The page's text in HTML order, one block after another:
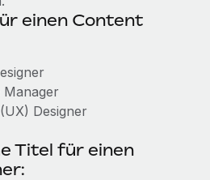
einen Content
Manager
Designer
Titel für einen